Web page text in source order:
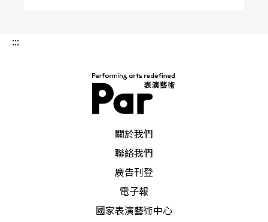
:::
關於我們
聯絡我們
廣告刊登
電子報
國家表演藝術中心